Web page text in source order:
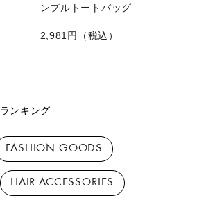
ンプルトートバッグ
2,981円（税込）
ランキング
FASHION GOODS
HAIR ACCESSORIES